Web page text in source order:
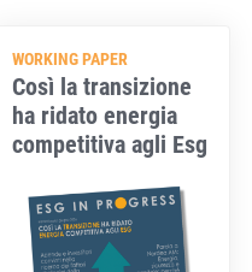
WORKING PAPER
Così la transizione
ha ridato energia
competitiva agli Esg